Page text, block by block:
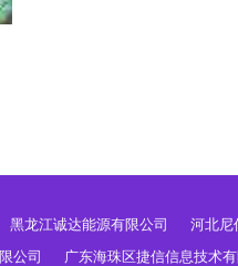
黑龙江诚达能源有限公司 河北尼
公司 广东海珠区捷信信息技术有